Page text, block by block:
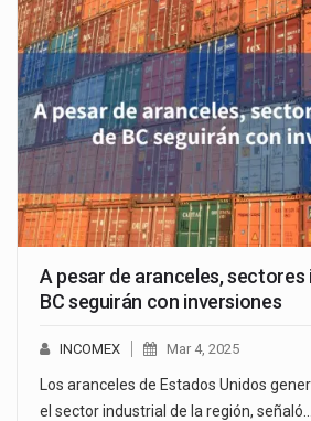
A pesar de aranceles, sectores
BC seguirán con inversiones
INCOMEX Mar 4, 2025
Los aranceles de Estados Unidos
el sector industrial de la región, señaló…